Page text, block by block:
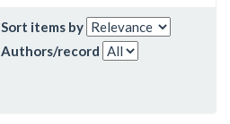
Sort items by
Authors/record